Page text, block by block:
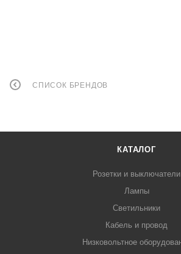
СПИСОК БРЕНДОВ
КАТАЛОГ
Розетки и выключатели
Лампы
Светильники
Кабель и провод
Низковольтное